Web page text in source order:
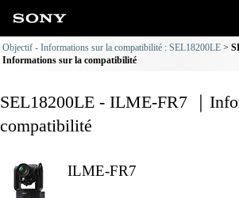
Objectif - Informations sur la compatibilité : SEL18200LE
Informations sur la compatibilité
SEL18200LE - ILME-FR7 ｜
compatibilité
ILME-FR7